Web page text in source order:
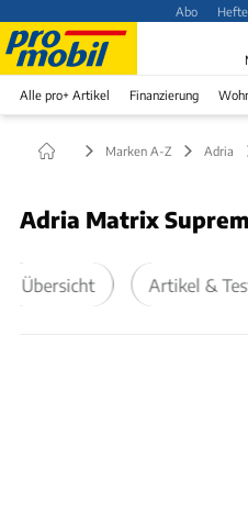
Abo Hefte
Alle pro+ Artikel Finanzierung
Marken A-Z Adria
Adria Matrix
Übersicht Artikel &